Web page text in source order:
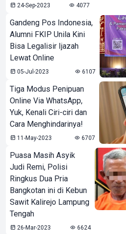
24-Sep-2023 4077
Gandeng Pos Indonesia,
Alumni FKIP Unila Kini
Bisa Legalisir Ijazah
Lewat Online
05-Jul-2023 6107
Tiga Modus Penipuan
Online Via WhatsApp,
Yuk, Kenali Ciri-ciri dan
Cara Menghindarinya!
11-May-2023 6707
Puasa Masih Asyik
Judi Remi, Polisi
Ringkus Dua Pria
Bangkotan ini di Kebun
Sawit Kalirejo Lampung
Tengah
26-Mar-2023 6624